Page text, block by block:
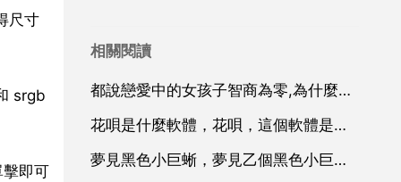
尺寸
srgb
即可
相關閱讀
都說戀愛中的女孩子智商為零,為什麼我家這個精的跟猴一樣
花唄是什麼軟體，花唄，這個軟體是什麼啊，，幹什麼用的，
夢見黑色小巨蜥，夢見乙個黑色小巨蜥？